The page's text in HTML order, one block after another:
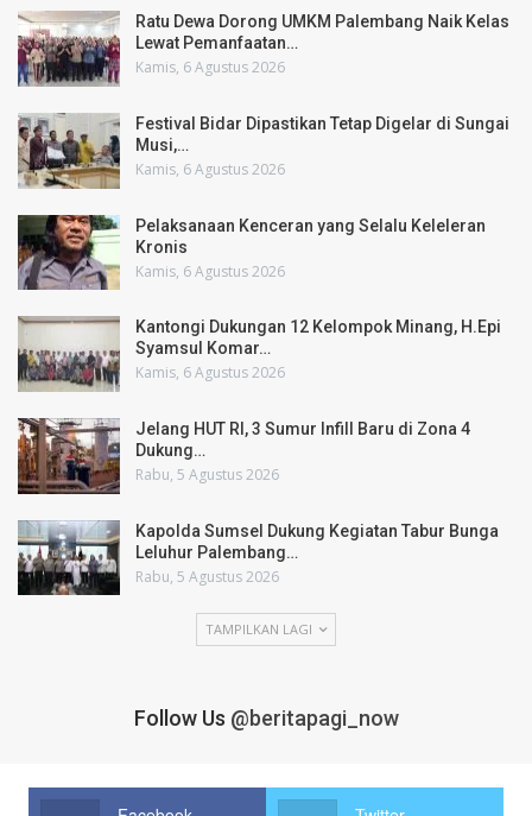
Ratu Dewa Dorong UMKM Palembang Naik Kelas
Lewat Pemanfaatan…
Kamis, 6 Agustus 2026
Festival Bidar Dipastikan Tetap Digelar di Sungai
Musi,…
Kamis, 6 Agustus 2026
Pelaksanaan Kenceran yang Selalu Keleleran
Kronis
Kamis, 6 Agustus 2026
Kantongi Dukungan 12 Kelompok Minang, H.Epi
Syamsul Komar…
Kamis, 6 Agustus 2026
Jelang HUT RI, 3 Sumur Infill Baru di Zona 4
Dukung…
Rabu, 5 Agustus 2026
Kapolda Sumsel Dukung Kegiatan Tabur Bunga
Leluhur Palembang…
Rabu, 5 Agustus 2026
TAMPILKAN LAGI
Follow Us @beritapagi_now